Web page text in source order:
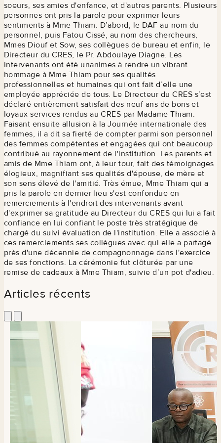
soeurs, ses amies d'enfance, et d'autres parents. Plusieurs
personnes ont pris la parole pour exprimer leurs
sentiments à Mme Thiam. D’abord, le DAF au nom du
personnel, puis Fatou Cissé, au nom des chercheurs,
Mmes Diouf et Sow, ses collègues de bureau et enfin, le
Directeur du CRES, le Pr. Abdoulaye Diagne. Les
intervenants ont été unanimes à rendre un vibrant
hommage à Mme Thiam pour ses qualités
professionnelles et humaines qui ont fait d’elle une
employée appréciée de tous. Le Directeur du CRES s’est
déclaré entièrement satisfait des neuf ans de bons et
loyaux services rendus au CRES par Madame Thiam.
Faisant ensuite allusion à la Journée internationale des
femmes, il a dit sa fierté de compter parmi son personnel
des femmes compétentes et engagées qui ont beaucoup
contribué au rayonnement de l'institution. Les parents et
amis de Mme Thiam ont, à leur tour, fait des témoignages
élogieux, magnifiant ses qualités d'épouse, de mère et
son sens élevé de l'amitié. Très émue, Mme Thiam qui a
pris la parole en dernier lieu s'est confondue en
remerciements à l'endroit des intervenants avant
d'exprimer sa gratitude au Directeur du CRES qui lui a fait
confiance en lui confiant le poste très stratégique de
chargé du suivi évaluation de l'institution. Elle a associé à
ces remerciements ses collègues avec qui elle a partagé
près d'une décennie de compagnonnage dans l'exercice
de ses fonctions. La cérémonie fut clôturée par une
remise de cadeaux à Mme Thiam, suivie d’un pot d'adieu.
Articles récents